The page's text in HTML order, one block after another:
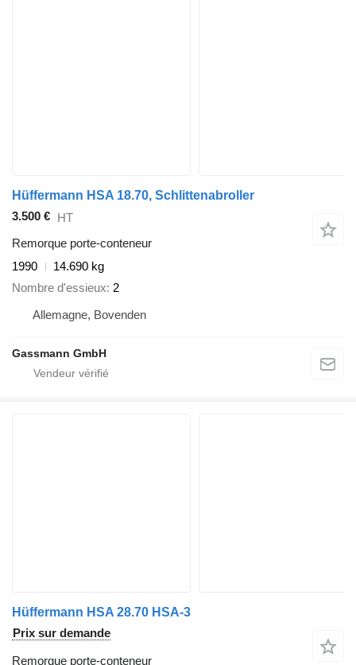
Hüffermann HSA 18.70, Schlittenabroller
3.500 € HT
Remorque porte-conteneur
1990
14.690 kg
Nombre d'essieux 2
Allemagne, Bovenden
Gassmann GmbH
Hüffermann HSA 28.70 HSA-3
Prix sur demande
Remorque porte-conteneur